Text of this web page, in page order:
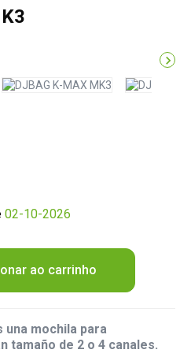

02-10-2026
ao carrinho
una mochila para
tamaño de 2 o 4 canales.